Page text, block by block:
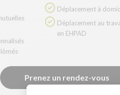
Déplacement à
en EHPAD
Prenez un rendez-vous